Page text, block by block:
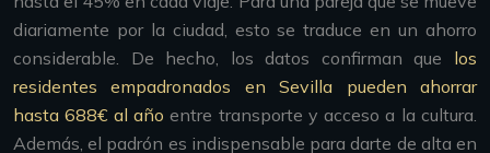
diariamente por la ciudad, esto se traduce en un ahorro
considerable. De hecho, los datos confirman que los
residentes empadronados en Sevilla pueden ahorrar
hasta 688€ al año entre transporte y acceso a la cultura.
Además, el padrón es indispensable para darte de alta en